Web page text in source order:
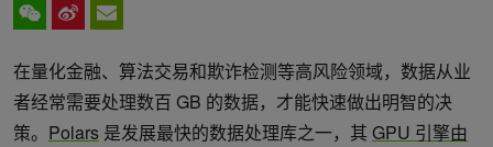
在量化金融、算法交易和欺诈检测等高风险领域，数据从业
者经常需要处理数百 GB 的数据，才能快速做出明智的决
策。 Polars 是发展最快的数据处理库之一，其 GPU 引擎由